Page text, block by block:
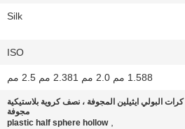
Silk
ISO
1.588 مم 2.0 مم 2.381 مم 2.5 مم
كرات البولي ايثيلين المجوفة ، نصف كروية بلاستيكية
مجوفة
,
plastic half sphere hollow